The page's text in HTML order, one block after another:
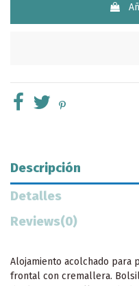
Descripción
Detalles
Reviews(0)
Alojamiento acolchado para
frontal con cremallera.